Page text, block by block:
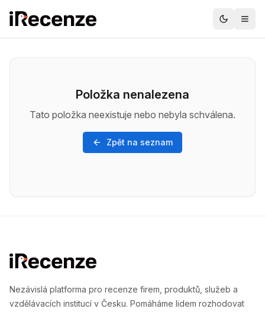
Položka nenalezena
Tato položka neexistuje nebo nebyla schválena.
Zpět na seznam
Nezávislá platforma pro recenze firem, produktů, služeb a
vzdělávacích institucí v Česku. Pomáháme lidem rozhodovat